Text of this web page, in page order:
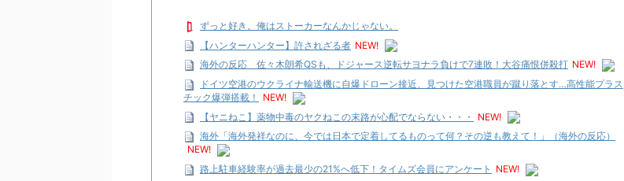
ずっと好き。俺はストーカーなんかじゃない。
【ハンターハンター】許されざる者 NEW!
海外の反応 佐々木朗希QSも、ドジャース逆転サヨナラ負けで7連敗！大谷痛恨併殺打 NEW!
ドイツ空港のウクライナ輸送機に自爆ドローン接近、見つけた空港職員が蹴り落とす…高性能プラス
チック爆弾搭載！
NEW!
【ヤニねこ】薬物中毒のヤクねこの末路が心配でならない・・・
NEW!
海外「海外発祥なのに、今では日本で定着してるものって何？その逆も教えて！」（海外の反応）
NEW!
路上駐車経験率が過去最少の21%へ低下！タイムズ会員にアンケート NEW!